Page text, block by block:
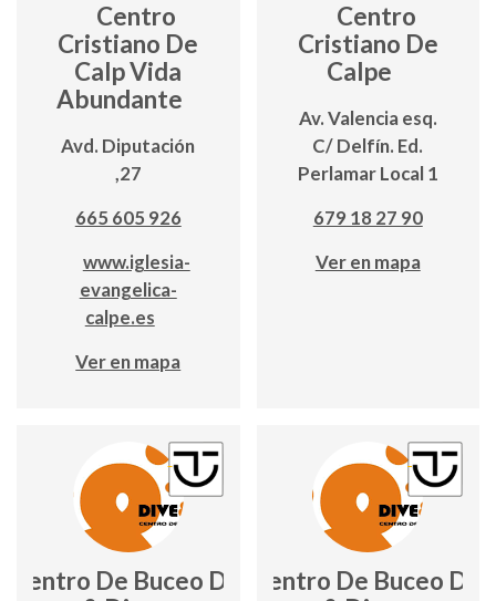
Centro
Cristiano De
Calp Vida
Abundante
Avd. Diputación
,27
665 605 926
www.iglesia-
evangelica-
calpe.es
Ver en mapa
Centro
Cristiano De
Calpe
Av. Valencia esq.
C/ Delfín. Ed.
Perlamar Local 1
679 18 27 90
Ver en mapa
Centro De Buceo Dive
Centro De Buceo